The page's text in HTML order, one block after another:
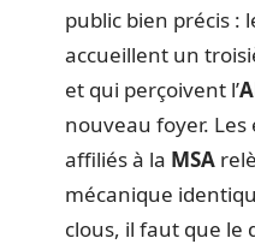
public bien précis :
accueillent un
et qui perçoivent l’
nouveau foyer.
affiliés à la MSA
mécanique
clous, il faut que le